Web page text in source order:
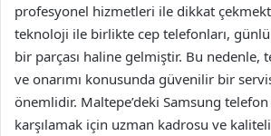
profesyonel hizmetleri ile dikkat
teknoloji ile birlikte cep telefonları,
bir parçası haline gelmiştir. Bu nedenle,
ve onarımı konusunda güvenilir bir
önemlidir. Maltepe’deki Samsung
karşılamak için uzman kadrosu ve